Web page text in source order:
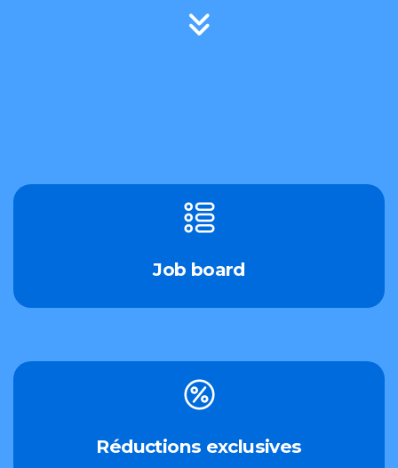
Job board
Réductions exclusives